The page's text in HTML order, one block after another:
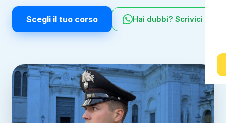
Scegli il tuo corso Hai dubbi? Scrivici